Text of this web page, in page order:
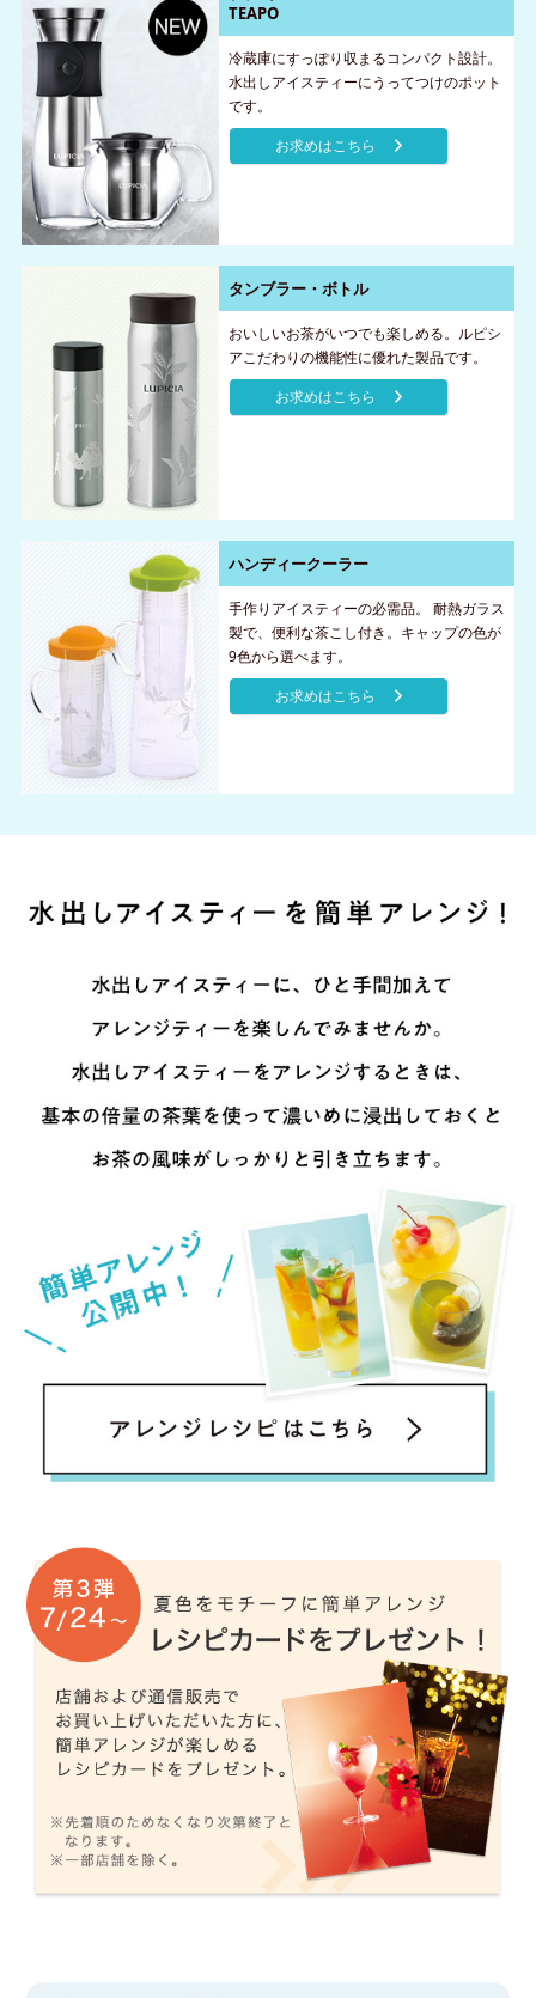
TEAPO
冷蔵庫にすっぽり収まるコンパクト設計。
水出しアイスティーにうってつけのポット
です。
お求めはこちら
タンブラー・ボトル
おいしいお茶がいつでも楽しめる。ルピシ
アこだわりの機能性に優れた製品です。
お求めはこちら
ハンディークーラー
手作りアイスティーの必需品。 耐熱ガラス
製で、便利な茶こし付き。キャップの色が
9色から選べます。
お求めはこちら